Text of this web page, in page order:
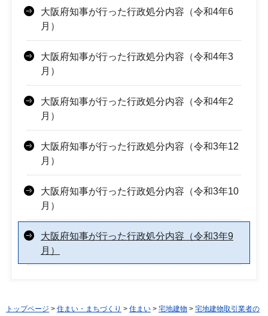
大阪府知事が行った行政処分内容（令和4年6
月）
大阪府知事が行った行政処分内容（令和4年3
月）
大阪府知事が行った行政処分内容（令和4年2
月）
大阪府知事が行った行政処分内容（令和3年12
月）
大阪府知事が行った行政処分内容（令和3年10
月）
大阪府知事が行った行政処分内容（令和3年9
月）
トップページ > 住まい・まちづくり > 住まい > 宅地建物 > 宅地建物取引業者の